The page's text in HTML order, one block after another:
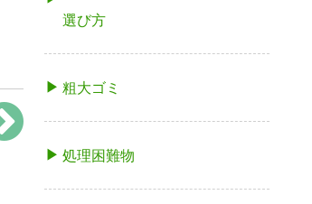
選び方
粗大ゴミ
処理困難物